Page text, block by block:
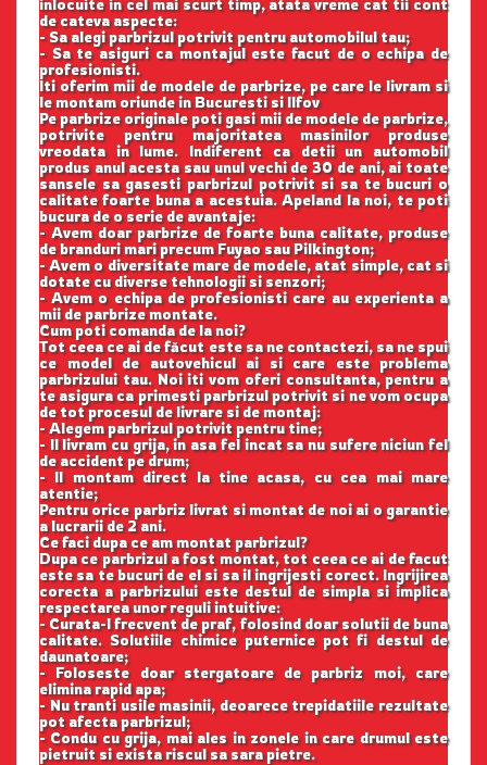
inlocuite in cel mai scurt timp, atata vreme cat tii cont
de cateva aspecte:
- Sa alegi parbrizul potrivit pentru automobilul tau;
- Sa te asiguri ca montajul este facut de o echipa de
profesionisti.
Iti oferim mii de modele de parbrize, pe care le livram si
le montam oriunde in Bucuresti si Ilfov
Pe parbrize originale poti gasi mii de modele de parbrize,
potrivite pentru majoritatea masinilor produse
vreodata in lume. Indiferent ca detii un automobil
produs anul acesta sau unul vechi de 30 de ani, ai toate
sansele sa gasesti parbrizul potrivit si sa te bucuri o
calitate foarte buna a acestuia. Apeland la noi, te poti
bucura de o serie de avantaje:
- Avem doar parbrize de foarte buna calitate, produse
de branduri mari precum Fuyao sau Pilkington;
- Avem o diversitate mare de modele, atat simple, cat si
dotate cu diverse tehnologii si senzori;
- Avem o echipa de profesionisti care au experienta a
mii de parbrize montate.
Cum poti comanda de la noi?
Tot ceea ce ai de făcut este sa ne contactezi, sa ne spui
ce model de autovehicul ai si care este problema
parbrizului tau. Noi iti vom oferi consultanta, pentru a
te asigura ca primesti parbrizul potrivit si ne vom ocupa
de tot procesul de livrare si de montaj:
- Alegem parbrizul potrivit pentru tine;
- Il livram cu grija, in asa fel incat sa nu sufere niciun fel
de accident pe drum;
- Il montam direct la tine acasa, cu cea mai mare
atentie;
Pentru orice parbriz livrat si montat de noi ai o garantie
a lucrarii de 2 ani.
Ce faci dupa ce am montat parbrizul?
Dupa ce parbrizul a fost montat, tot ceea ce ai de facut
este sa te bucuri de el si sa il ingrijesti corect. Ingrijirea
corecta a parbrizului este destul de simpla si implica
respectarea unor reguli intuitive:
- Curata-l frecvent de praf, folosind doar solutii de buna
calitate. Solutiile chimice puternice pot fi destul de
daunatoare;
- Foloseste doar stergatoare de parbriz moi, care
elimina rapid apa;
- Nu tranti usile masinii, deoarece trepidatiile rezultate
pot afecta parbrizul;
- Condu cu grija, mai ales in zonele in care drumul este
pietruit si exista riscul sa sara pietre.